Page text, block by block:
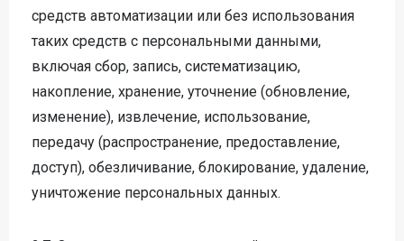
средств автоматизации или без использования
таких средств с персональными данными,
включая сбор, запись, систематизацию,
накопление, хранение, уточнение (обновление,
изменение), извлечение, использование,
передачу (распространение, предоставление,
доступ), обезличивание, блокирование, удаление,
уничтожение персональных данных.